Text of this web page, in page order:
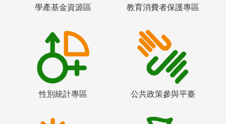
學產基金資源區 教育消費者保護專區
性別統計專區 公共政策參與平臺